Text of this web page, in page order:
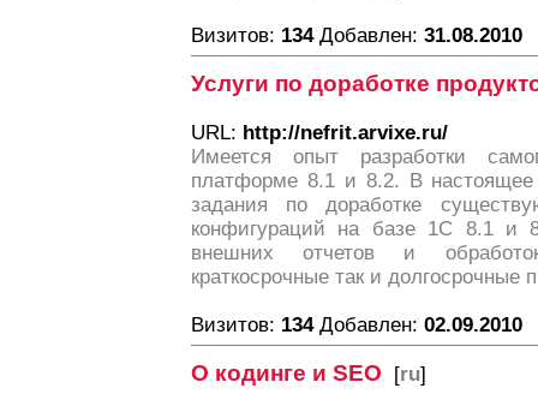
Визитов: 134Добавлен: 31.08.2010
Услуги по доработке
URL: http://nefrit.arvixe.ru/
Имеется опыт разработки
платформе 8.1 и 8.2. В
задания по доработке
конфигураций на базе 1С 8.1 и
внешних отчетов и
краткосрочные так и долгосрочные
Визитов: 134Добавлен: 02.09.2010
О кодинге и SEO [ru]